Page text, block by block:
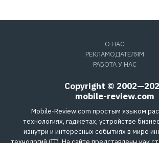
О НАС
РЕКЛАМОДАТЕЛЯМ
РАБОТА У НАС
Copyright ©
mobile-review.com
Mobile-Review.com простым языком
технологиях, гаджетах, устройстве
изнутри и интересных событиях в мире